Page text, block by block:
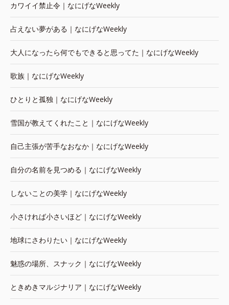
カワイイ禁止令｜なにげなWeekly
占えない夢がある｜なにげなWeekly
大人になったら何でもできると思ってた｜なにげなWeekly
歌族｜なにげなWeekly
ひとりと孤独｜なにげなWeekly
雪国が教えてくれたこと｜なにげなWeekly
自己主張が苦手なおなか｜なにげなWeekly
自分の名前を見つめる｜なにげなWeekly
しないことの美学｜なにげなWeekly
小さければ小さいほど｜なにげなWeekly
地球にさわりたい｜なにげなWeekly
魅惑の場所、スナック｜なにげなWeekly
ときめきマルジナリア｜なにげなWeekly